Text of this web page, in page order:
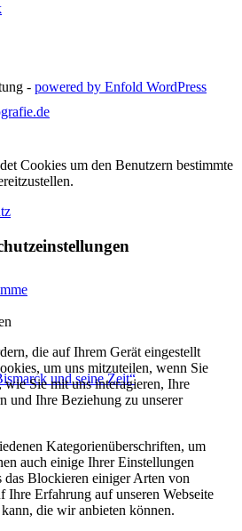
und seine Zeit“
- powered by Enfold WordPress
Cookies um den Benutzern bestimmte
die auf Ihrem Gerät eingestellt
um uns mitzuteilen, wenn Sie
wie Sie mit uns interagieren, Ihre
und Ihre Beziehung zu unserer
Kategorienüberschriften, um
auch einige Ihrer Einstellungen
das Blockieren einiger Arten von
Erfahrung auf unseren Webseite
die wir anbieten können.